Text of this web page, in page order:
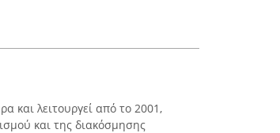
και λειτουργεί από το 2001,
και της διακόσμησης